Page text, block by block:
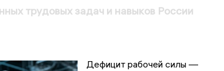
трудовых задач и навыков России
Дефицит рабочей силы —